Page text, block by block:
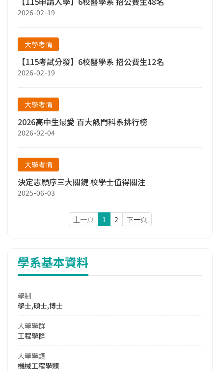
2026-02-19
大學考情
【115考試分發】6校醫學系 招公費生12名
2026-02-19
大學考情
2026高中生最愛 百大熱門科系排行榜
2026-02-04
大學考情
決定志願序三大關鍵 校學士值得關注
2025-06-03
上一頁 1 2 下一頁
學系基本資料
學制
學士,碩士,博士
大學學群
工程學群
大學學類
機械工程學類